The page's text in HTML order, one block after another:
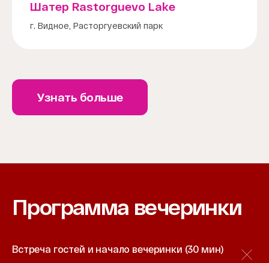
Шатер Rastorguevo Lake
г. Видное, Расторгуевский парк
Узнать больше
Программа вечеринки
Встреча гостей и начало вечеринки (30 мин)